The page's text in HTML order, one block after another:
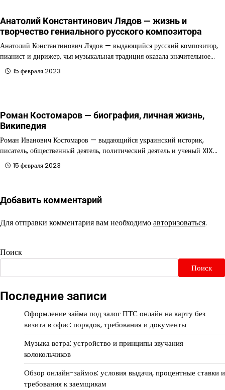
Анатолий Константинович Лядов — жизнь и
творчество гениального русского композитора
Анатолий Константинович Лядов — выдающийся русский композитор,
пианист и дирижер, чья музыкальная традиция оказала значительное…
15 февраля 2023
Роман Костомаров — биография, личная жизнь,
Википедия
Роман Иванович Костомаров — выдающийся украинский историк,
писатель, общественный деятель, политический деятель и ученый XIX…
15 февраля 2023
Добавить комментарий
Для отправки комментария вам необходимоавторизоваться.
Поиск
Поиск
Последние записи
Оформление займа под залог ПТС онлайн на карту без
визита в офис: порядок, требования и документы
Музыка ветра: устройство и принципы звучания
колокольчиков
Обзор онлайн-займов: условия выдачи, процентные ставки и
требования к заемщикам